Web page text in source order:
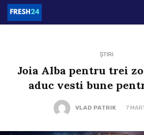
ȘTIRI
Joia Alba pentru trei
aduc vesti bune
VLAD PATRIK 7